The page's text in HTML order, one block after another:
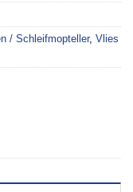
/ Schleifmopteller, Vlies